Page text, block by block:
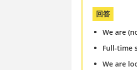
回答
We are
Full-time
We are